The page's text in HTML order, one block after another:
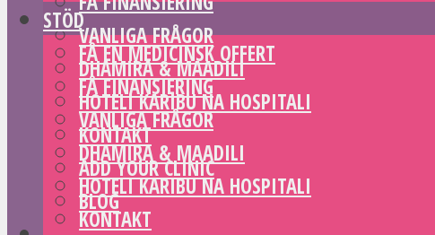
VANLIGA FRÅGOR
DHAMIRA & MAADILI
HOTELI KARIBU NA HOSPITALI
KONTAKT
ADD YOUR CLINIC
BLOG
STÖD
FÅ EN MEDICINSK OFFERT
FÅ FINANSIERING
VANLIGA FRÅGOR
DHAMIRA & MAADILI
HOTELI KARIBU NA HOSPITALI
KONTAKT